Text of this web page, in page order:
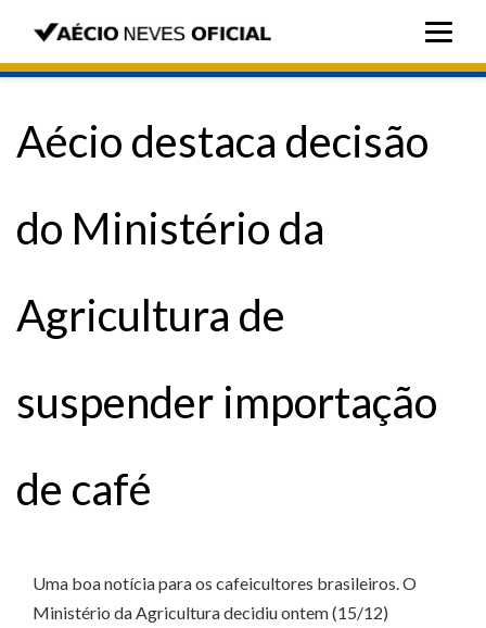
Aécio destaca decisão
do Ministério da
Agricultura de
suspender importação
de café
Uma boa notícia para os cafeicultores brasileiros. O
Ministério da Agricultura decidiu ontem (15/12)